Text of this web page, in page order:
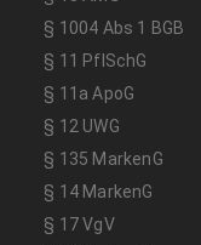
§ 1004 Abs 1 BGB
§ 11 PflSchG
§ 11a ApoG
§ 12 UWG
§ 135 MarkenG
§ 14 MarkenG
§ 17 VgV